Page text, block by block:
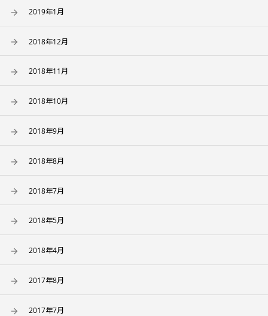
2019年1月
2018年12月
2018年11月
2018年10月
2018年9月
2018年8月
2018年7月
2018年5月
2018年4月
2017年8月
2017年7月